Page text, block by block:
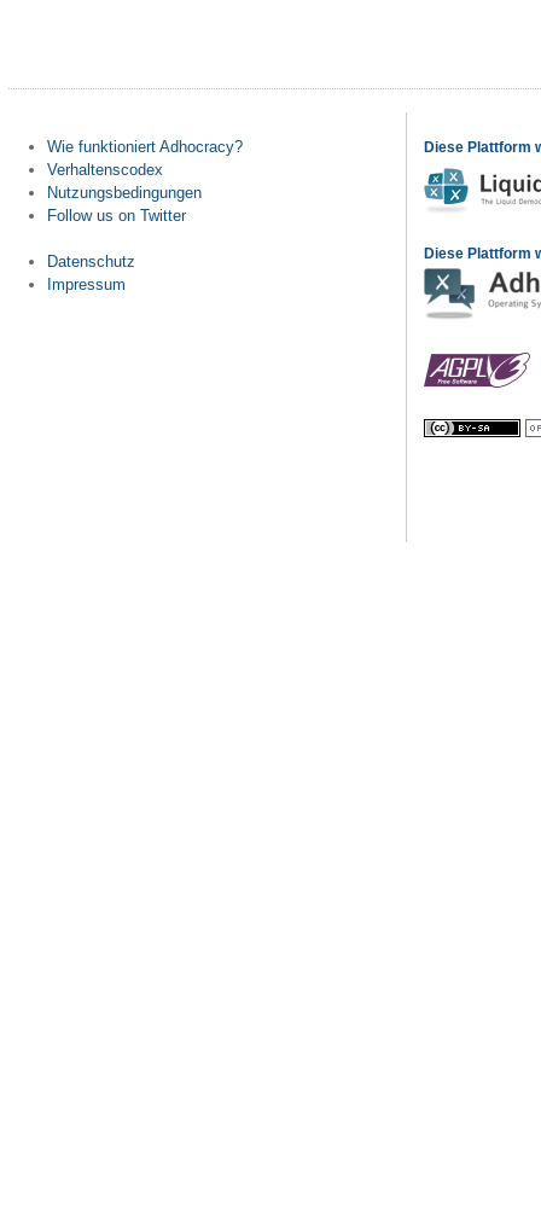
Wie funktioniert Adhocracy?
Verhaltenscodex
Nutzungsbedingungen
Follow us on Twitter
Datenschutz
Impressum
Diese Plattform
Diese Plattform